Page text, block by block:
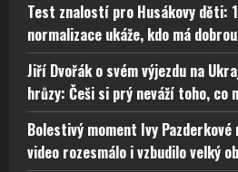
Test znalostí pro Husákovy děti:
normalizace ukáže, kdo má
Jiří Dvořák o svém výjezdu na
hrůzy: Češi si prý neváží toho, co
Bolestivý moment Ivy Pazderkové
video rozesmálo i vzbudilo velký